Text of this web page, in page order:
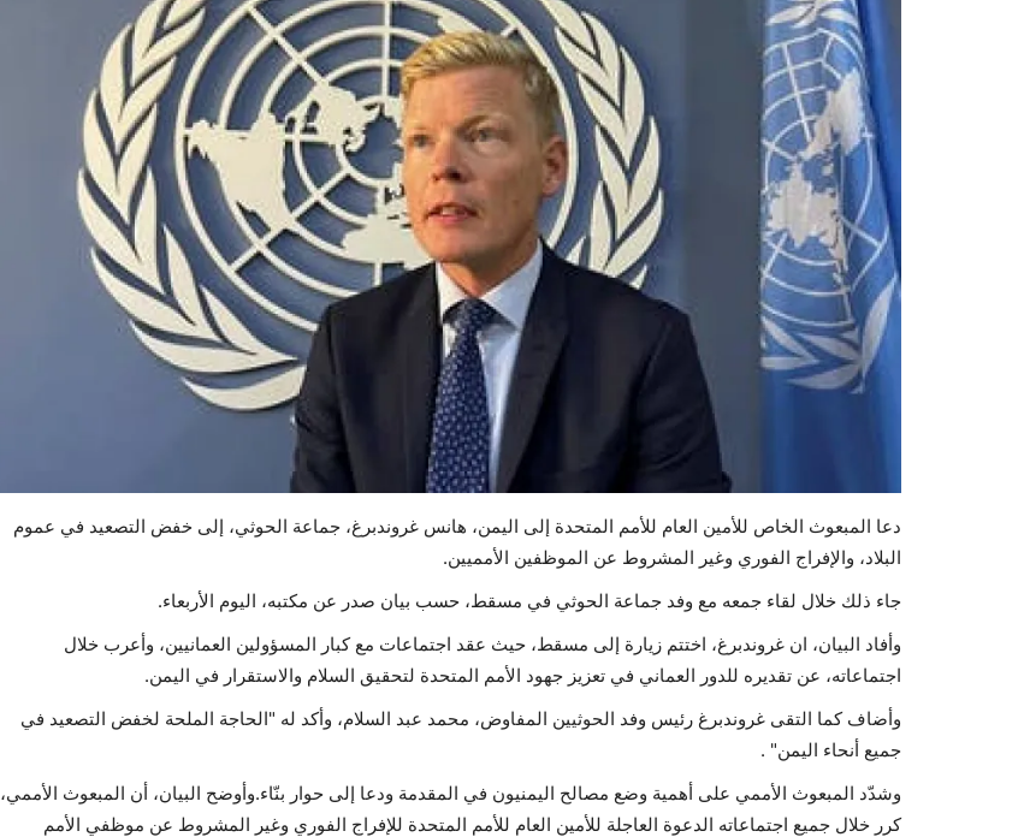
دعا المبعوث الخاص للأمين العام للأمم المتحدة إلى اليمن، هانس غروندبرغ، جماعة الحوثي، إلى خفض التصعيد في عموم
البلاد، والإفراج الفوري وغير المشروط عن الموظفين الأمميين.
جاء ذلك خلال لقاء جمعه مع وفد جماعة الحوثي في مسقط، حسب بيان صدر عن مكتبه، اليوم الأربعاء.
وأفاد البيان، ان غروندبرغ، اختتم زيارة إلى مسقط، حيث عقد اجتماعات مع كبار المسؤولين العمانيين، وأعرب خلال
اجتماعاته، عن تقديره للدور العماني في تعزيز جهود الأمم المتحدة لتحقيق السلام والاستقرار في اليمن.
وأضاف كما التقى غروندبرغ رئيس وفد الحوثيين المفاوض، محمد عبد السلام، وأكد له "الحاجة الملحة لخفض التصعيد في
جميع أنحاء اليمن" .
وشدّد المبعوث الأممي على أهمية وضع مصالح اليمنيون في المقدمة ودعا إلى حوار بنّاء.وأوضح البيان، أن المبعوث الأممي،
كرر خلال جميع اجتماعاته الدعوة العاجلة للأمين العام للأمم المتحدة للإفراج الفوري وغير المشروط عن موظفي الأمم